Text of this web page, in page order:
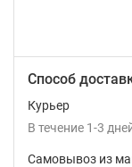
Способ
Курьер
В течение 1-3
Самовывоз из